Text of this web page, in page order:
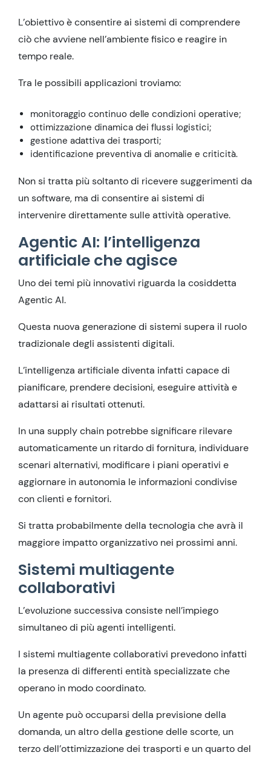
L’obiettivo è consentire ai sistemi di comprendere
ciò che avviene nell’ambiente fisico e reagire in
tempo reale.
Tra le possibili applicazioni troviamo:
monitoraggio continuo delle condizioni operative;
ottimizzazione dinamica dei flussi logistici;
gestione adattiva dei trasporti;
identificazione preventiva di anomalie e criticità.
Non si tratta più soltanto di ricevere suggerimenti da
un software, ma di consentire ai sistemi di
intervenire direttamente sulle attività operative.
Agentic AI: l’intelligenza
artificiale che agisce
Uno dei temi più innovativi riguarda la cosiddetta
Agentic AI.
Questa nuova generazione di sistemi supera il ruolo
tradizionale degli assistenti digitali.
L’intelligenza artificiale diventa infatti capace di
pianificare, prendere decisioni, eseguire attività e
adattarsi ai risultati ottenuti.
In una supply chain potrebbe significare rilevare
automaticamente un ritardo di fornitura, individuare
scenari alternativi, modificare i piani operativi e
aggiornare in autonomia le informazioni condivise
con clienti e fornitori.
Si tratta probabilmente della tecnologia che avrà il
maggiore impatto organizzativo nei prossimi anni.
Sistemi multiagente
collaborativi
L’evoluzione successiva consiste nell’impiego
simultaneo di più agenti intelligenti.
I sistemi multiagente collaborativi prevedono infatti
la presenza di differenti entità specializzate che
operano in modo coordinato.
Un agente può occuparsi della previsione della
domanda, un altro della gestione delle scorte, un
terzo dell’ottimizzazione dei trasporti e un quarto del